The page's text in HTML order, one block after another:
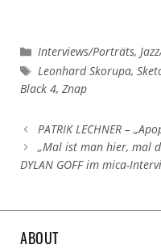
Kategorien
Interviews/Porträts,
Schlagwörter
Leonhard Skorupa,
Black 4, Znap
PATRIK LECHNER –
„Mal ist man hier, mal
DYLAN GOFF im mica-
ABOUT